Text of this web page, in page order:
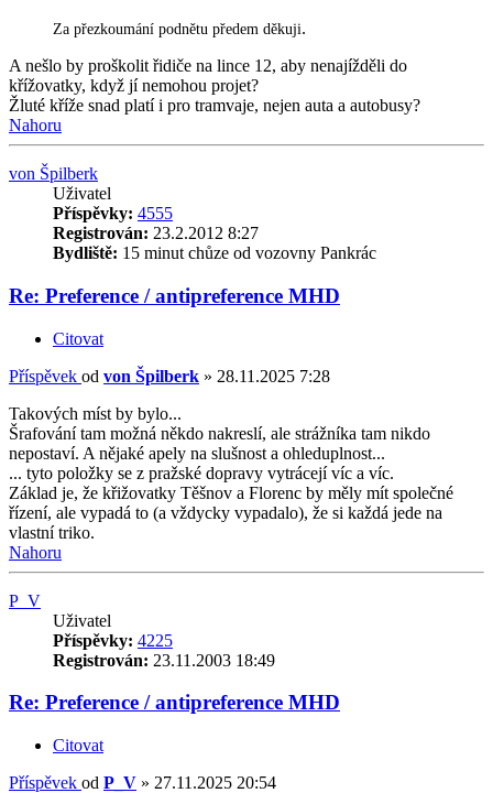
Za přezkoumání podnětu předem děkuji.
A nešlo by proškolit řidiče na lince 12, aby nenajížděli do
křížovatky, když jí nemohou projet?
Žluté kříže snad platí i pro tramvaje, nejen auta a autobusy?
Nahoru
von Špilberk
Uživatel
Příspěvky: 4555
Registrován: 23.2.2012 8:27
Bydliště: 15 minut chůze od vozovny Pankrác
Re: Preference / antipreference MHD
Citovat
Příspěvek od von Špilberk » 28.11.2025 7:28
Takových míst by bylo...
Šrafování tam možná někdo nakreslí, ale strážníka tam nikdo
nepostaví. A nějaké apely na slušnost a ohleduplnost...
... tyto položky se z pražské dopravy vytrácejí víc a víc.
Základ je, že křižovatky Těšnov a Florenc by měly mít společné
řízení, ale vypadá to (a vždycky vypadalo), že si každá jede na
vlastní triko.
Nahoru
P_V
Uživatel
Příspěvky: 4225
Registrován: 23.11.2003 18:49
Re: Preference / antipreference MHD
Citovat
Příspěvek od P_V » 27.11.2025 20:54